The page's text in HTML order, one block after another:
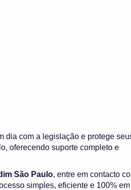
dia com a legislação e protege
oferecendo suporte completo e
São Paulo, entre em contacto
simples, eficiente e 100% em